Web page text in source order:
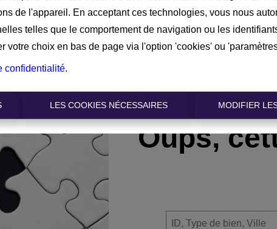
de l'appareil. En acceptant ces technologies, vous nous
telles que le comportement de navigation ou les
votre choix en bas de page via l'option 'cookies' ou
confidentialité.
LES COOKIES NÉCESSAIRES MODIFIER
Oups,